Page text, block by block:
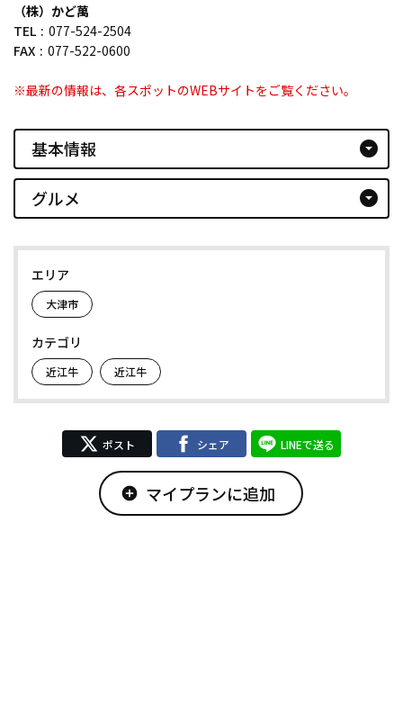
（株）かど萬
TEL
077-524-2504
FAX
077-522-0600
※最新の情報は、各スポットのWEBサイトをご覧ください。
基本情報 arrow_drop_down_circle
グルメ arrow_drop_down_circle
エリア
大津市
カテゴリ
近江牛 近江牛
ポスト シェア LINEで送る
add_circle マイプランに追加